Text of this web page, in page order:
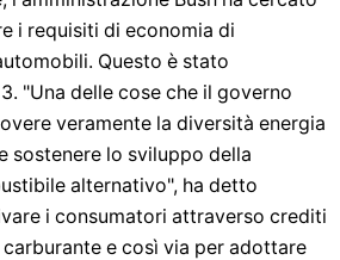
i requisiti di economia di
Questo è stato
"Una delle cose che il governo
veramente la diversità energia
sostenere lo sviluppo della
alternativo", ha detto
i consumatori attraverso crediti
e così via per adottare